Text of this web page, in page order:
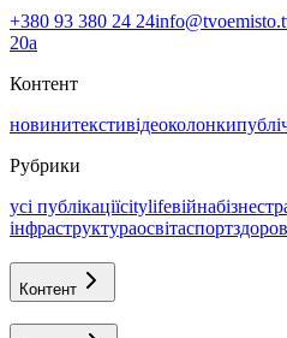
+380 93 380 24 24
20а
Контент
новинитекстивідеоколонки
Рубрики
усі публікаціїcitylifeвійнабізнес
інфраструктураосвітаспорт
Контент